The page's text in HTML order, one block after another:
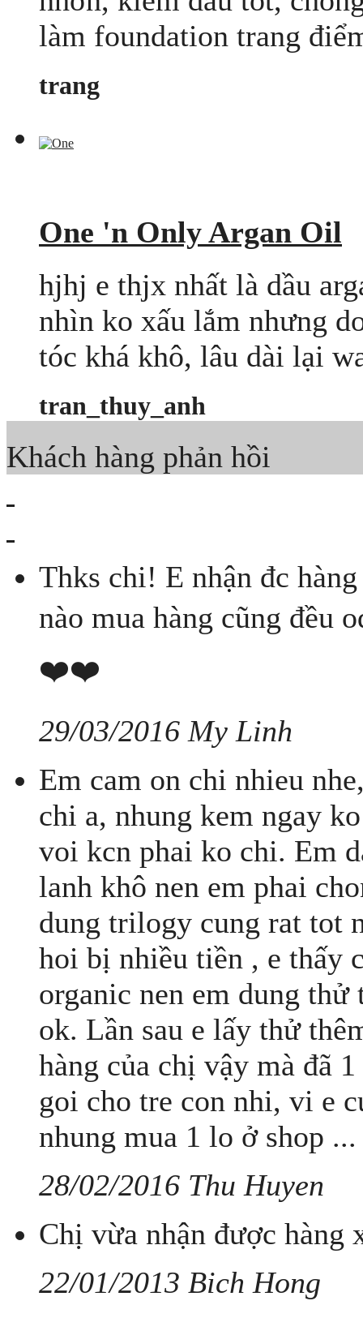
làm foundation trang
trang
One 'n Only Argan Oil
hjhj e thjx nhất là dầu
nhìn ko xấu lắm nhưng
tóc khá khô, lâu dài lại
tran_thuy_anh
Khách hàng phản hồi
Thks chi! E nhận đc
nào mua hàng cũng đều
❤️❤️
29/03/2016 My Linh
Em cam on chi nhieu
chi a, nhung kem ngay
voi kcn phai ko chi. Em
lanh khô nen em phai
dung trilogy cung rat tot
hoi bị nhiều tiền , e thấy
organic nen em dung
ok. Lần sau e lấy thử
hàng của chị vậy mà đã
goi cho tre con nhi, vi e
nhung mua 1 lo ở shop ...
28/02/2016 Thu Huyen
Chị vừa nhận được hàng
22/01/2013 Bich Hong